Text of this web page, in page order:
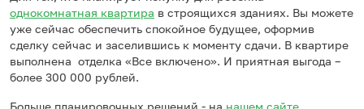
однокомнатная квартира в строящихся зданиях. Вы можете
уже сейчас обеспечить спокойное будущее, оформив
сделку сейчас и заселившись к моменту сдачи. В квартире
выполнена отделка «Все включено». И приятная выгода –
более 300 000 рублей.
Больше планировочных решений - на нашем сайте.